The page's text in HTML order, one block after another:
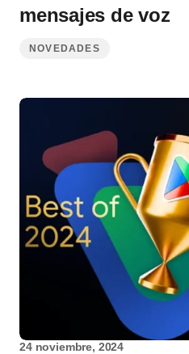
mensajes de voz
NOVEDADES
24 noviembre, 2024